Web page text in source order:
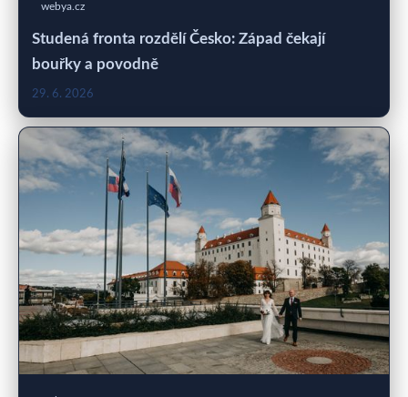
webya.cz
Studená fronta rozdělí Česko: Západ čekají
bouřky a povodně
29. 6. 2026